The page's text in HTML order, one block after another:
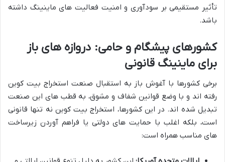
تأثیر مستقیمی بر سودآوری و امنیت فعالیت های ماینینگ داشته
باشد.
کشورهای پیشگام و حامی: دروازه های باز
برای ماینینگ قانونی
برخی کشورها با آغوش باز به استقبال صنعت استخراج بیت کوین
رفته اند و با وضع قوانین شفاف و مشوق، به قطب های این صنعت
تبدیل شده اند. در این کشورها، استخراج بیت کوین نه تنها قانونی
است، بلکه اغلب با حمایت های دولتی یا فراهم آوردن زیرساخت
های مناسب همراه است: